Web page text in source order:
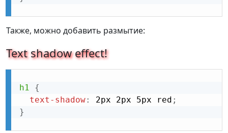
Также, можно добавить размытие:
Text shadow effect!
h1
{
text-shadow: 2px 2px 5px red ;
}